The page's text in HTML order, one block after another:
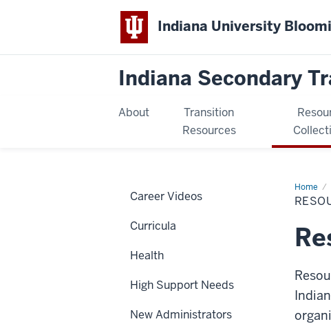
Indiana University
Indiana Secondary
About
Transition
Resources
Home
in
Spanish
Career Videos
Curricula
Health
High Support Needs
New Administrators